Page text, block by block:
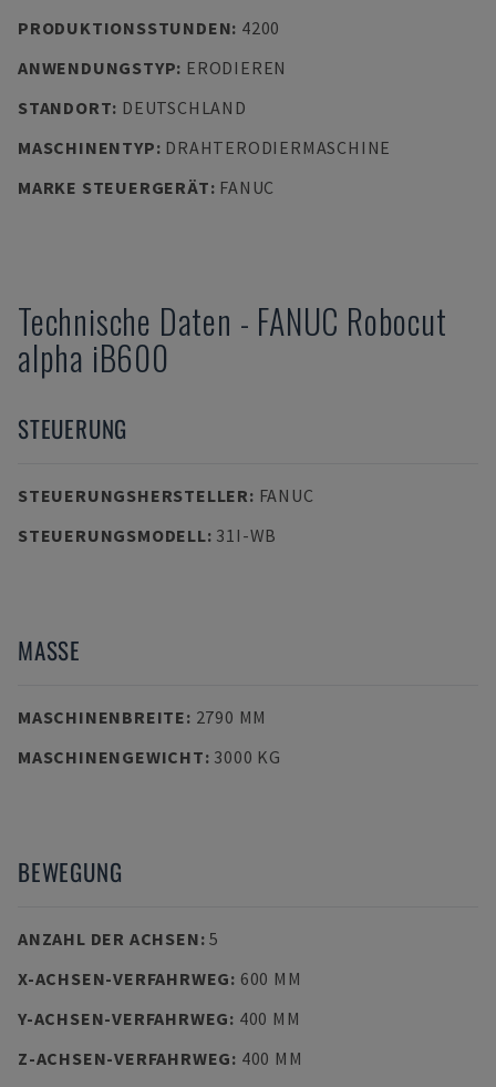
PRODUKTIONSSTUNDEN: 4200
ANWENDUNGSTYP: ERODIEREN
STANDORT: DEUTSCHLAND
MASCHINENTYP: DRAHTERODIERMASCHINE
MARKE STEUERGERÄT: FANUC
Technische Daten - FANUC Robocut
alpha iB600
STEUERUNG
STEUERUNGSHERSTELLER: FANUC
STEUERUNGSMODELL: 31I-WB
MASSE
MASCHINENBREITE: 2790 MM
MASCHINENGEWICHT: 3000 KG
BEWEGUNG
ANZAHL DER ACHSEN:5
X-ACHSEN-VERFAHRWEG: 600 MM
Y-ACHSEN-VERFAHRWEG: 400 MM
Z-ACHSEN-VERFAHRWEG: 400 MM